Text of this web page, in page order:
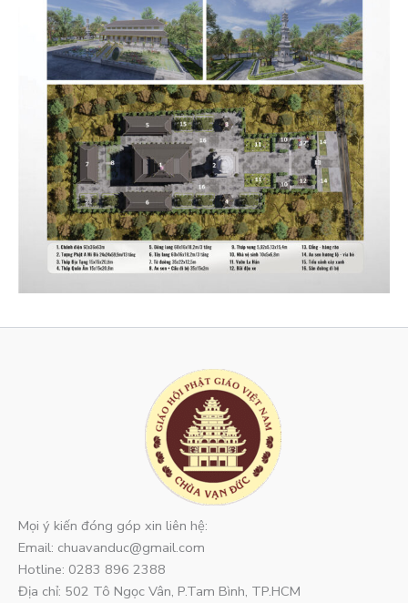
Mọi ý kiến đóng góp xin liên hệ:
Email: chuavanduc@gmail.com
Hotline: 0283 896 2388
Địa chỉ: 502 Tô Ngọc Vân, P.Tam Bình, TP.HCM